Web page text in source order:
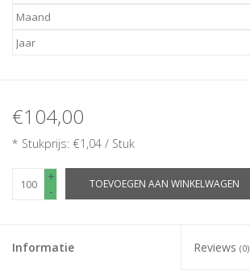
€104,00
* Stukprijs: €1,04 / Stuk
+
-
TOEVOEGEN AAN WINKELWAGEN
Informatie Reviews (0)